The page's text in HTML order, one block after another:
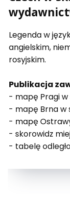
Legenda w
angielskim,
rosyjskim.
Publikacja
- mapę Pragi w
- mapę Brna w
- mapę
- skorowidz
- tabelę